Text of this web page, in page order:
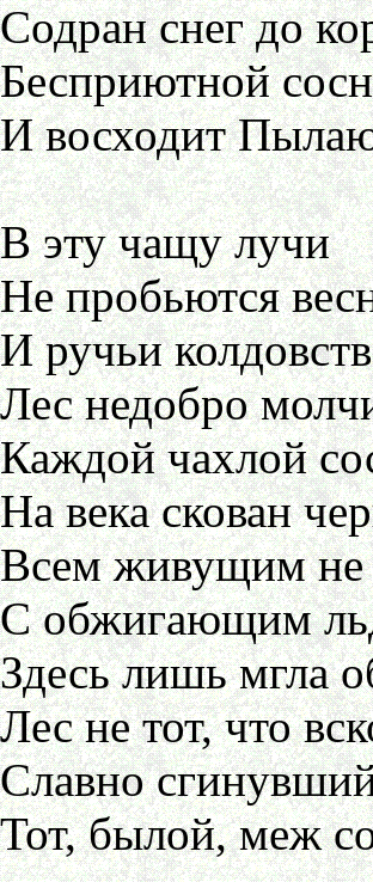
Содран снег до
Бесприютной
И восходит
В эту чащу лучи
Не пробьются
И ручьи
Лес недобро
Каждой чахлой
На века скован
Всем живущим
С обжигающим
Здесь лишь мгла
Лес не тот, что
Славно
Тот, былой, меж